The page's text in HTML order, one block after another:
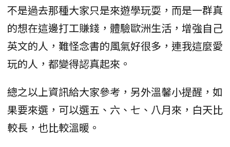
不是過去那種大家只是來遊學玩耍，而是一群真
的想在這邊打工賺錢，體驗歐洲生活，增強自己
英文的人，難怪念書的風氣好很多，連我這麼愛
玩的人，都變得認真起來。
總之以上資訊給大家參考，另外溫馨小提醒，如
果要來選，可以選五、六、七、八月來，白天比
較長，也比較溫暖。